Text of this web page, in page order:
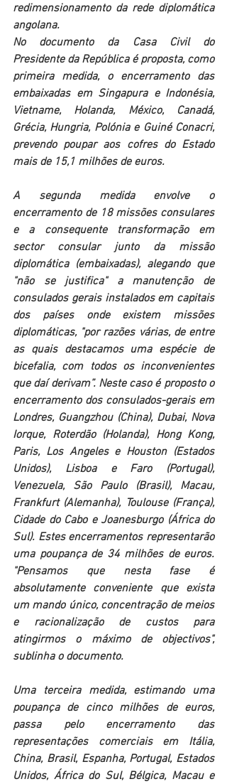
redimensionamento da rede diplomática
angolana.
No documento da Casa Civil do
Presidente da República é proposta, como
primeira medida, o encerramento das
embaixadas em Singapura e Indonésia,
Vietname, Holanda, México, Canadá,
Grécia, Hungria, Polónia e Guiné Conacri,
prevendo poupar aos cofres do Estado
mais de 15,1 milhões de euros.
A segunda medida envolve o
encerramento de 18 missões consulares
e a consequente transformação em
sector consular junto da missão
diplomática (embaixadas), alegando que
"não se justifica" a manutenção de
consulados gerais instalados em capitais
dos países onde existem missões
diplomáticas, "por razões várias, de entre
as quais destacamos uma espécie de
bicefalia, com todos os inconvenientes
que daí derivam”. Neste caso é proposto o
encerramento dos consulados-gerais em
Londres, Guangzhou (China), Dubai, Nova
Iorque, Roterdão (Holanda), Hong Kong,
Paris, Los Angeles e Houston (Estados
Unidos), Lisboa e Faro (Portugal),
Venezuela, São Paulo (Brasil), Macau,
Frankfurt (Alemanha), Toulouse (França),
Cidade do Cabo e Joanesburgo (África do
Sul). Estes encerramentos representarão
uma poupança de 34 milhões de euros.
"Pensamos que nesta fase é
absolutamente conveniente que exista
um mando único, concentração de meios
e racionalização de custos para
atingirmos o máximo de objectivos",
sublinha o documento.
Uma terceira medida, estimando uma
poupança de cinco milhões de euros,
passa pelo encerramento das
representações comerciais em Itália,
China, Brasil, Espanha, Portugal, Estados
Unidos, África do Sul, Bélgica, Macau e